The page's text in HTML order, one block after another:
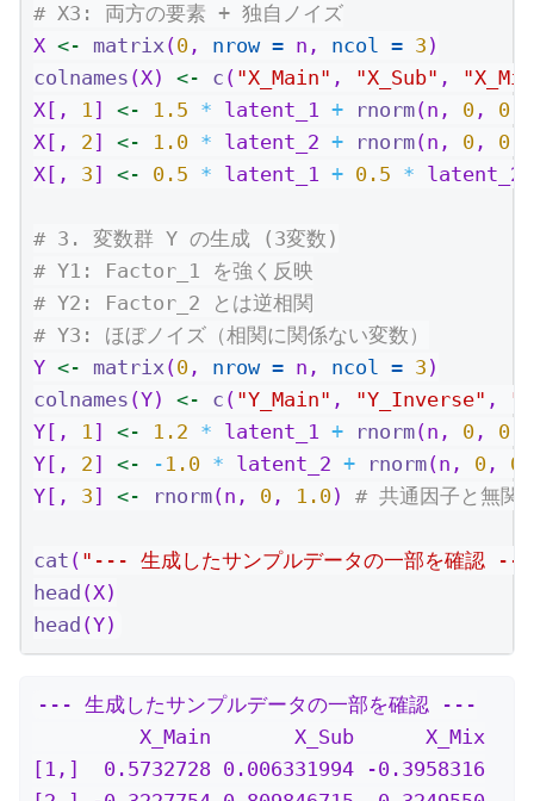
# X3: 両方の要素 + 独自ノイズ
X <- matrix(0 , nrow = n, ncol = 3 )
colnames (X) <- c ( "X_Main" , "X_Sub" ,
X[, 1] <- 1.5 * latent_1 + rnorm(n, 0 , 0.5
X[, 2] <- 1.0 * latent_2 + rnorm(n, 0 , 0.5
X[, 3] <- 0.5 * latent_1 + 0.5 * latent_2
# 3. 変数群 Y の生成 (3変数)
# Y1: Factor_1 を強く反映
# Y2: Factor_2 とは逆相関
# Y3: ほぼノイズ（相関に関係ない変数）
Y <- matrix(0 , nrow = n, ncol = 3 )
colnames (Y) <- c ( "Y_Main" , "Y_Inverse" ,
Y[, 1] <- 1.2 * latent_1 + rnorm(n, 0 , 0.5
Y[, 2] <- - 1.0 * latent_2 + rnorm(n, 0 ,
Y[, 3] <- rnorm(n, 0 , 1.0) # 共通因子と無関
cat ( "--- 生成したサンプルデータの一部を確認 ---
head (X)
head (Y)
--- 生成したサンプルデータの一部を確認 ---
[1,]  0.5732728 0.006331994 -0.3958316